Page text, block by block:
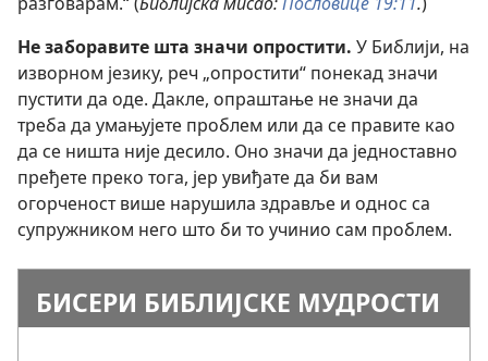
Незаборавите шта значи опростити. У Библији, на
изворном језику, реч „опростити“ понекад значи
пустити да оде. Дакле, опраштање не значи да
треба да умањујете проблем или да се правите као
да се ништа није десило. Оно значи да једноставно
пређете преко тога, јер увиђате да би вам
огорченост више нарушила здравље и однос са
супружником него што би то учинио сам проблем.
БИСЕРИ БИБЛИЈСКЕ МУДРОСТИ